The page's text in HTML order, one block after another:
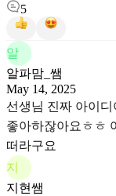
5
알
알파맘_쌤
May 14, 2025
선생님 진짜 아이
좋아하잖아요ㅎㅎ
떠라구요
지
지현쌤